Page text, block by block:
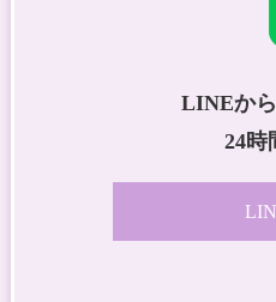
LINEか
24時